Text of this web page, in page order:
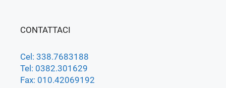
CONTATTACI
Cel: 338.7683188
Tel: 0382.301629
Fax: 010.42069192